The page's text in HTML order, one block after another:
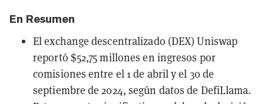
En Resumen
El exchange descentralizado (DEX) Uniswap
reportó $52,75 millones en ingresos por
comisiones entre el 1 de abril y el 30 de
septiembre de 2024, según datos de DefiLlama.